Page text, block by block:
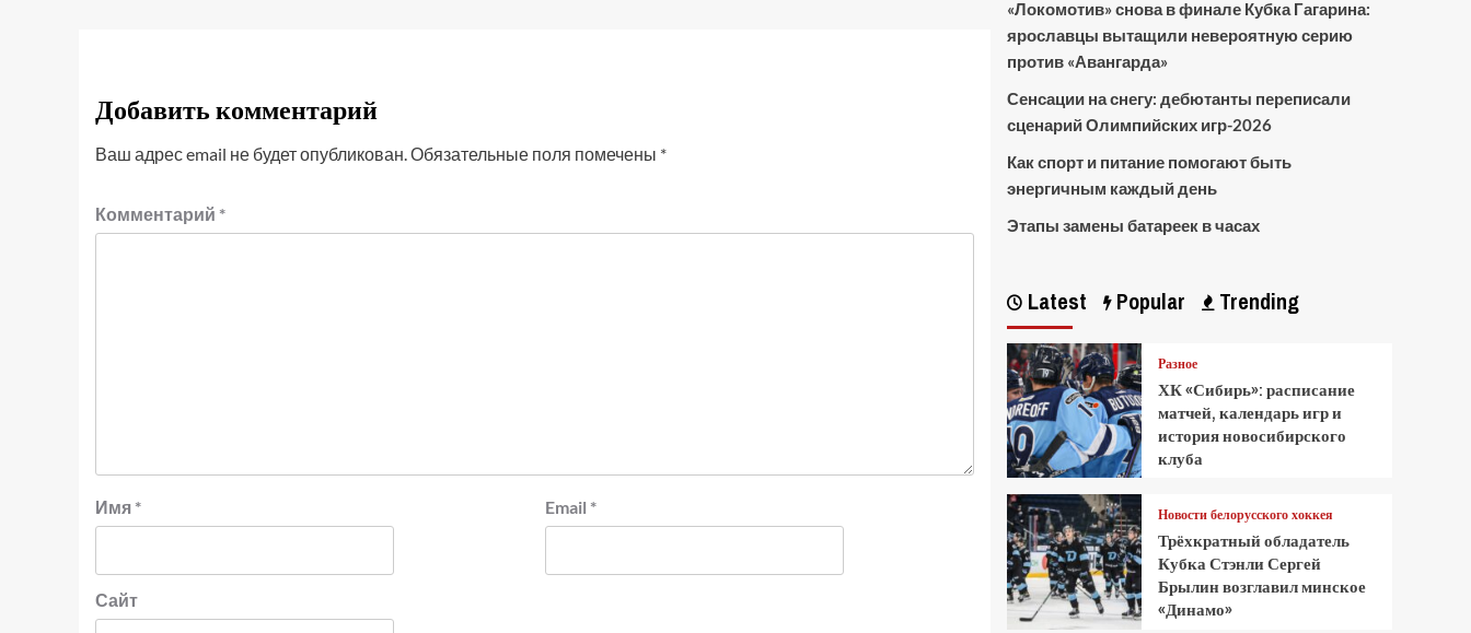
Добавить комментарий
Ваш адрес email не будет опубликован.Обязательные поля помечены *
Комментарий *
Имя * Email *
Сайт
«Локомотив» снова в финале Кубка Гагарина:
ярославцы вытащили невероятную серию
против «Авангарда»
Сенсации на снегу: дебютанты переписали
сценарий Олимпийских игр-2026
Как спорт и питание помогают быть
энергичным каждый день
Этапы замены батареек в часах
Latest Popular Trending
Разное
ХК «Сибирь»: расписание
матчей, календарь игр и
история новосибирского
клуба
Новости белорусского хоккея
Трёхкратный обладатель
Кубка Стэнли Сергей
Брылин возглавил минское
«Динамо»